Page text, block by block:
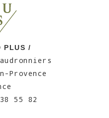
PLUS /
Provence
55 82